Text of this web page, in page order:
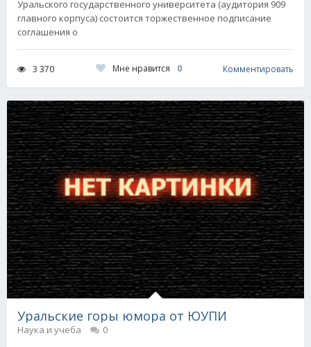
Уральского государственного университета (аудитория 909
главного корпуса) состоится торжественное подписание
соглашения о
3 370 Мне нравится 0 Комментировать
Уральские горы юмора от ЮУПИ
Наука и учеба
0